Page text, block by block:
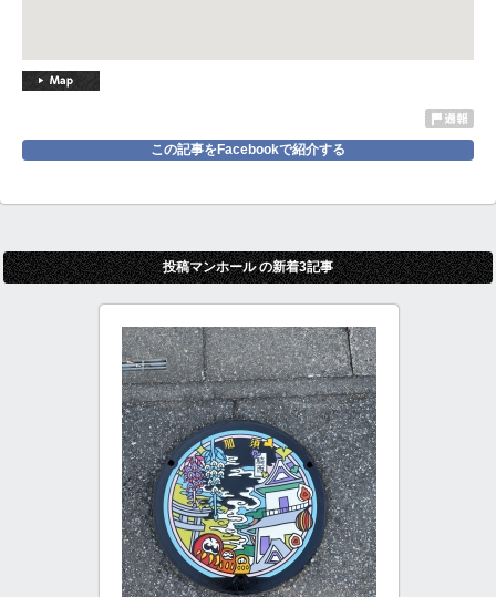
この記事をFacebookで紹介する
投稿マンホール の新着3記事